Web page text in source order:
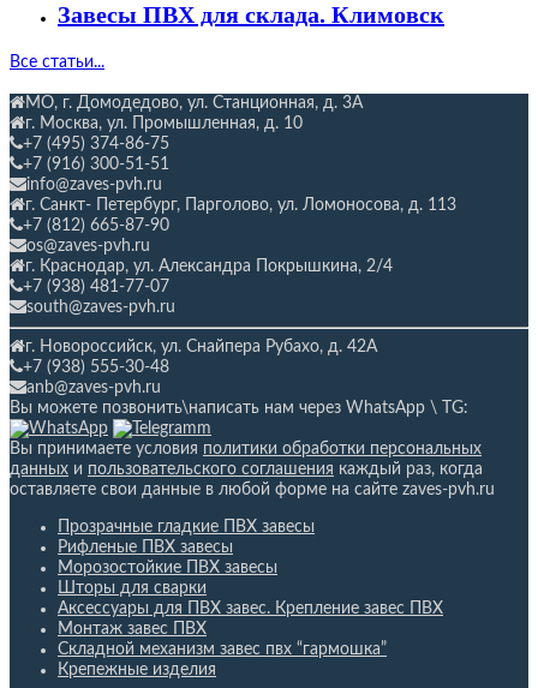
Завесы ПВХ для склада. Климовск
Все статьи...
МО, г. Домодедово, ул. Станционная, д. 3А
г. Москва, ул. Промышленная, д. 10
+7 (495) 374-86-75
+7 (916) 300-51-51
info@zaves-pvh.ru
г. Санкт- Петербург, Парголово, ул. Ломоносова, д. 113
+7 (812) 665-87-90
os@zaves-pvh.ru
г. Краснодар, ул. Александра Покрышкина, 2/4
+7 (938) 481-77-07
south@zaves-pvh.ru
г. Новороссийск, ул. Снайпера Рубахо, д. 42А
+7 (938) 555-30-48
anb@zaves-pvh.ru
Вы можете позвонить\написать нам через WhatsApp \ TG:
Вы принимаете условия политики обработки персональных
данных и пользовательского соглашения каждый раз, когда
оставляете свои данные в любой форме на сайте zaves-pvh.ru
Прозрачные гладкие ПВХ завесы
Рифленые ПВХ завесы
Морозостойкие ПВХ завесы
Шторы для сварки
Аксессуары для ПВХ завес. Крепление завес ПВХ
Монтаж завес ПВХ
Складной механизм завес пвх “гармошка”
Крепежные изделия